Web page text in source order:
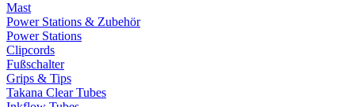
Mast
Power Stations & Zubehör
Power Stations
Clipcords
Fußschalter
Grips & Tips
Takana Clear Tubes